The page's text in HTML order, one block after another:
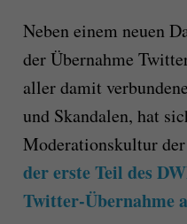
Neben einem neuen
der Übernahme
aller damit
und Skandalen, hat
Moderationskultur
der erste Teil des
Twitter-Übernahme